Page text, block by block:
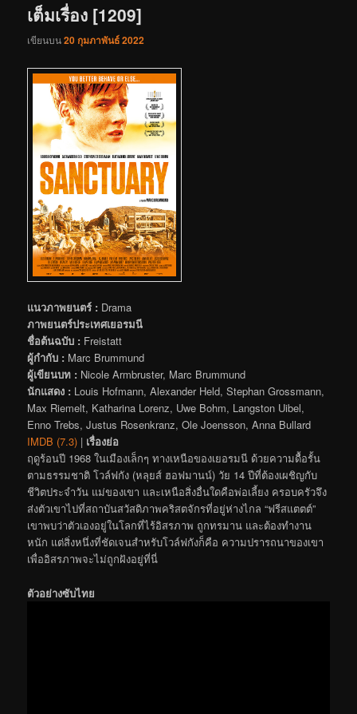
เต็มเรื่อง [1209]
เขียนบน20 กุมภาพันธ์ 2022
แนวภาพยนตร์ : Drama
ภาพยนตร์ประเทศเยอรมนี
ชื่อต้นฉบับ : Freistatt
ผู้กำกับ : Marc Brummund
ผู้เขียนบท : Nicole Armbruster, Marc Brummund
นักแสดง : Louis Hofmann, Alexander Held, Stephan Grossmann,
Max Riemelt, Katharina Lorenz, Uwe Bohm, Langston Uibel,
Enno Trebs, Justus Rosenkranz, Ole Joensson, Anna Bullard
IMDB (7.3) | เรื่องย่อ
ฤดูร้อนปี 1968 ในเมืองเล็กๆ ทางเหนือของเยอรมนี ด้วยความดื้อรั้น
ตามธรรมชาติ โวล์ฟกัง (หลุยส์ ฮอฟมานน์) วัย 14 ปีที่ต้องเผชิญกับ
ชีวิตประจำวัน แม่ของเขา และเหนือสิ่งอื่นใดคือพ่อเลี้ยง ครอบครัวจึง
ส่งตัวเขาไปที่สถาบันสวัสดิภาพคริสตจักรที่อยู่ห่างไกล “ฟรีสแตตต์”
เขาพบว่าตัวเองอยู่ในโลกที่ไร้อิสรภาพ ถูกทรมาน และต้องทำงาน
หนัก แต่สิ่งหนึ่งที่ชัดเจนสำหรับโวล์ฟกังก็คือ ความปรารถนาของเขา
เพื่ออิสรภาพจะไม่ถูกฝังอยู่ที่นี่
ตัวอย่างซับไทย